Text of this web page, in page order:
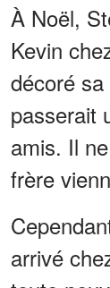
À Noël,
Kevin
décoré
passerait
amis. Il
frère
arrivé